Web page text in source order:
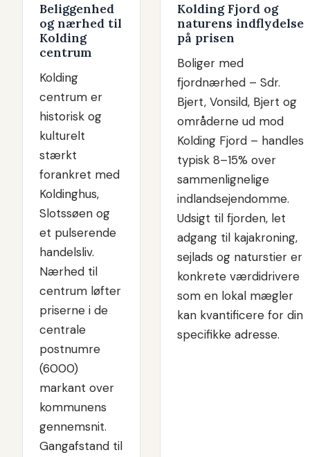
Beliggenhed
og nærhed til
Kolding
centrum
Kolding
centrum er
historisk og
kulturelt
stærkt
forankret med
Koldinghus,
Slotssøen og
et pulserende
handelsliv.
Nærhed til
centrum løfter
priserne i de
centrale
postnumre
(6000)
markant over
kommunens
gennemsnit.
Gangafstand til
Kolding Fjord og
naturens indflydelse
på prisen
Boliger med
fjordnærhed – Sdr.
Bjert, Vonsild, Bjert og
områderne ud mod
Kolding Fjord – handles
typisk 8–15% over
sammenlignelige
indlandsejendomme.
Udsigt til fjorden, let
adgang til kajakroning,
sejlads og naturstier er
konkrete værdidrivere
som en lokal mægler
kan kvantificere for din
specifikke adresse.